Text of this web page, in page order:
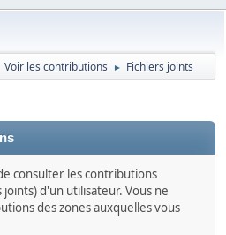
Voir les contributions ► Fichiers joints
consulter les contributions
d'un utilisateur. Vous ne
des zones auxquelles vous